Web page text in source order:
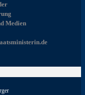
Medien